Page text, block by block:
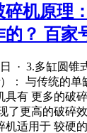
碎机原理
的？ 百家
日 · 3.多缸圆锥
）： 与传统的
具有 更多的破
了更高的破碎
机适用于 较硬